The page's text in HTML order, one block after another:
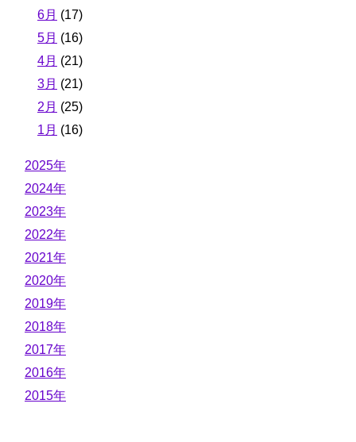
6月 (17)
5月 (16)
4月 (21)
3月 (21)
2月 (25)
1月 (16)
2025年
2024年
2023年
2022年
2021年
2020年
2019年
2018年
2017年
2016年
2015年